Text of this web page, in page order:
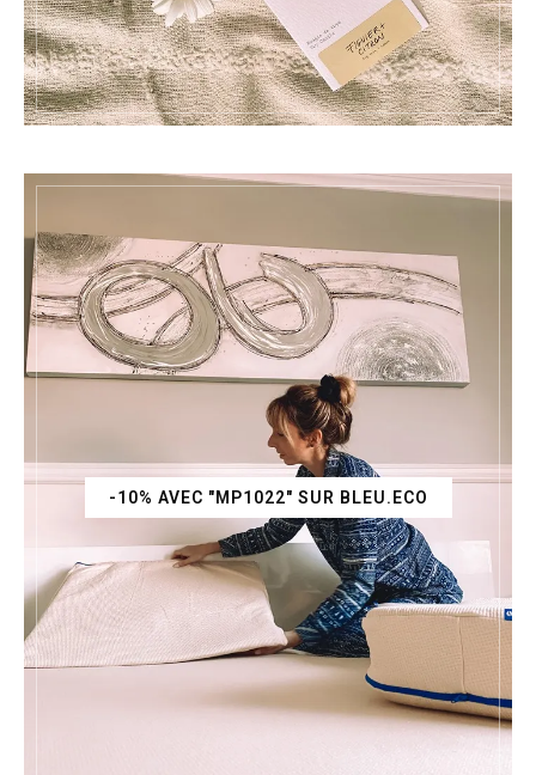
-10% AVEC "MP1022" SUR BLEU.ECO